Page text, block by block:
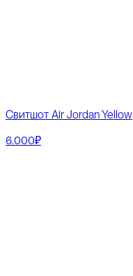
Свитшот Air Jordan Yellow
6.000₽